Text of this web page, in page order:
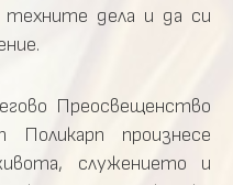
техните дела и да си
Преосвещенство
Поликарп произнесе
служението и